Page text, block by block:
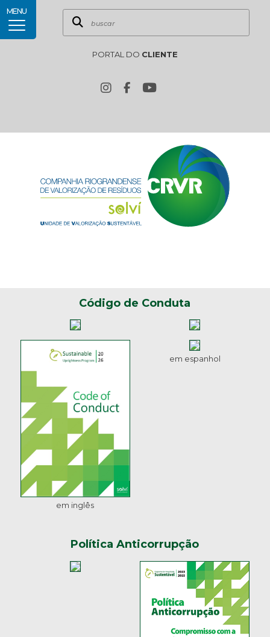
PORTAL DO CLIENTE
MENU
Código de Conduta
em inglês
em espanhol
Política Anticorrupção